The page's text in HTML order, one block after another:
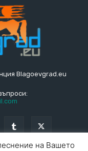
Blagoevgrad.eu
на Вашето